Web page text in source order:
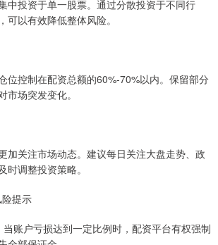
中投资于单一股票。通过分散投资于不同行
可以有效降低整体风险。
位控制在配资总额的60%-70%以内。保留部分
市场突发变化。
加关注市场动态。建议每日关注大盘走势、政
调整投资策略。
提示
账户亏损达到一定比例时，配资平台有权强制